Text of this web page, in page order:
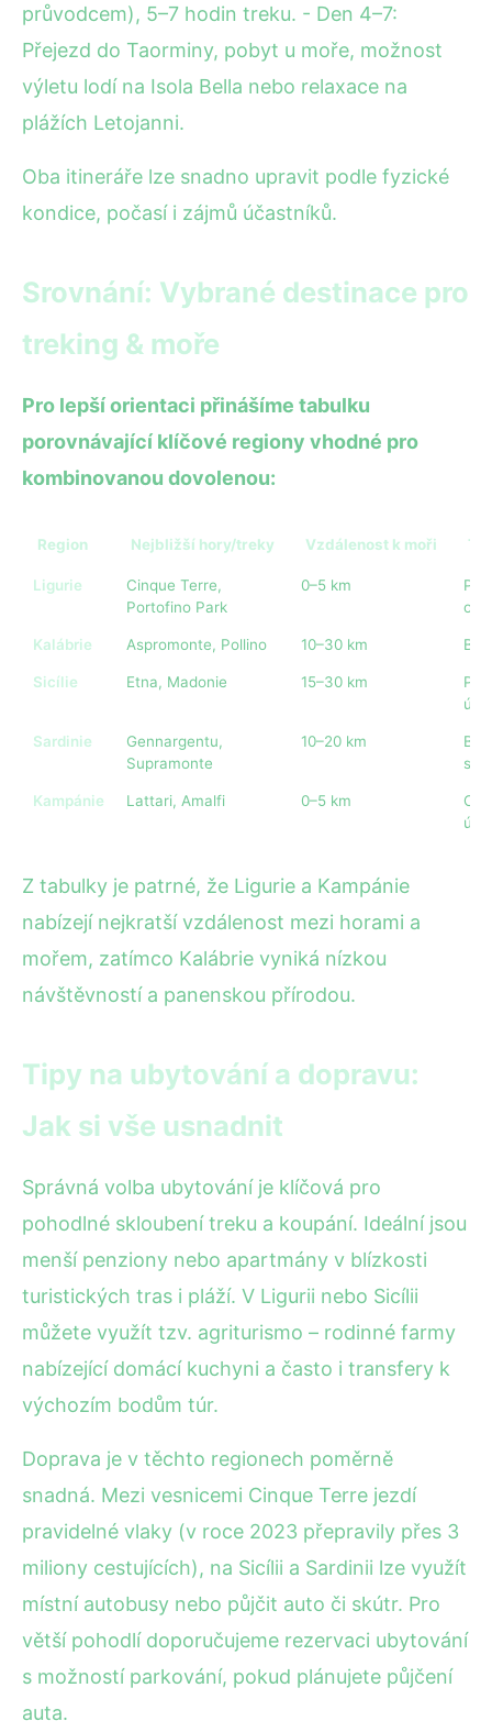
průvodcem), 5–7 hodin treku. - Den 4–7:
Přejezd do Taorminy, pobyt u moře, možnost
výletu lodí na Isola Bella nebo relaxace na
plážích Letojanni.
Oba itineráře lze snadno upravit podle fyzické
kondice, počasí i zájmů účastníků.
Srovnání: Vybrané destinace pro
treking & moře
Pro lepší orientaci přinášíme tabulku
porovnávající klíčové regiony vhodné pro
kombinovanou dovolenou:
Region Nejbližší hory/treky Vzdálenost k moři
Ligurie
Cinque Terre,
Portofino Park
0–5 km
Kalábrie Aspromonte, Pollino 10–30 km Bílý
Sicílie Etna, Madonie 15–30 km
Sardinie
Gennargentu,
Supramonte
10–20 km
Bílý
Kampánie Lattari, Amalfi 0–5 km
Z tabulky je patrné, že Ligurie a Kampánie
nabízejí nejkratší vzdálenost mezi horami a
mořem, zatímco Kalábrie vyniká nízkou
návštěvností a panenskou přírodou.
Tipy na ubytování a dopravu:
Jak si vše usnadnit
Správná volba ubytování je klíčová pro
pohodlné skloubení treku a koupání. Ideální jsou
menší penziony nebo apartmány v blízkosti
turistických tras i pláží. V Ligurii nebo Sicílii
můžete využít tzv. agriturismo – rodinné farmy
nabízející domácí kuchyni a často i transfery k
výchozím bodům túr.
Doprava je v těchto regionech poměrně
snadná. Mezi vesnicemi Cinque Terre jezdí
pravidelné vlaky (v roce 2023 přepravily přes 3
miliony cestujících), na Sicílii a Sardinii lze využít
místní autobusy nebo půjčit auto či skútr. Pro
větší pohodlí doporučujeme rezervaci ubytování
s možností parkování, pokud plánujete půjčení
auta.